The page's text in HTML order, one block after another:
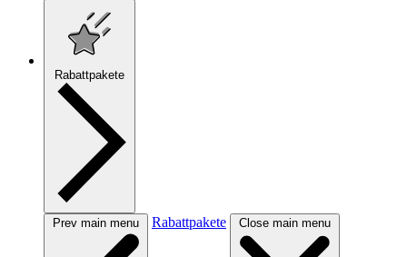
Rabattpakete
Prev main menu Rabattpakete Close main menu